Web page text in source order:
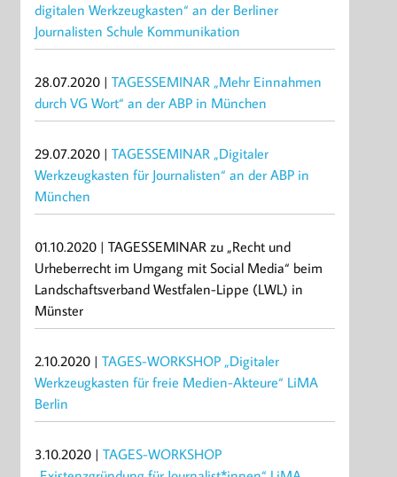
digitalen Werkzeugkasten“ an der Berliner
Journalisten Schule Kommunikation
28.07.2020 |TAGESSEMINAR „Mehr Einnahmen
durch VG Wort“ an der ABP in München
29.07.2020 |TAGESSEMINAR „Digitaler
Werkzeugkasten für Journalisten“ an der ABP in
München
01.10.2020 | TAGESSEMINAR zu „Recht und
Urheberrecht im Umgang mit Social Media“ beim
Landschaftsverband Westfalen-Lippe (LWL) in
Münster
2.10.2020 |TAGES-WORKSHOP „Digitaler
Werkzeugkasten für freie Medien-Akteure“ LiMA
Berlin
3.10.2020 |TAGES-WORKSHOP